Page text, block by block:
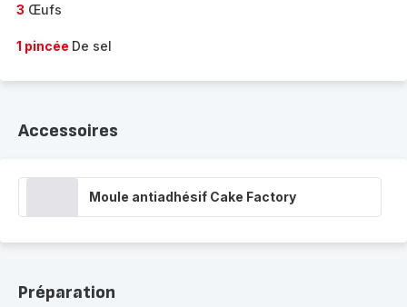
3 Œufs
1 pincée De sel
Accessoires
Moule antiadhésif Cake Factory
Préparation